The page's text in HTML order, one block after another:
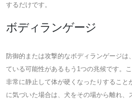
するだけです。
ボディランゲージ
防御的または攻撃的なボディランゲージは
ている可能性があるもう1つの兆候です。
非常に静止して体が硬くなったりすること
に気づいた場合は、犬をその場から離れ、